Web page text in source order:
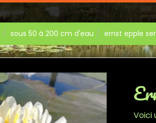
sous 50 à 200 cm d'eau ernst epple
Voici